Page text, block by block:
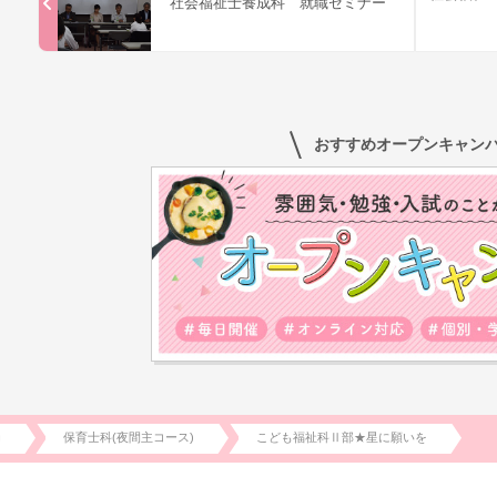
おすすめオープンキャン
保育士科(夜間主コース) こども福祉科Ⅱ部★星に願いを